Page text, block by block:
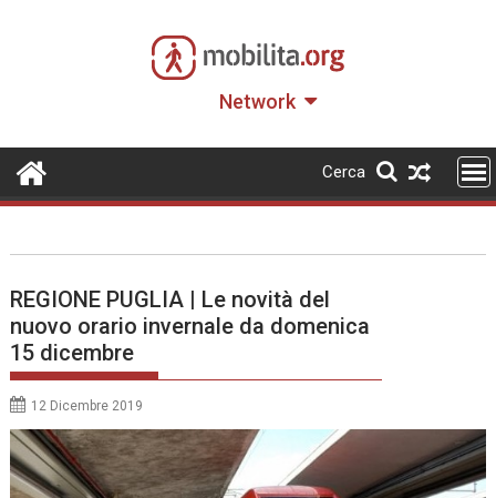
Network
Cerca
REGIONE PUGLIA | Le novità del
nuovo orario invernale da domenica
15 dicembre
12 Dicembre 2019